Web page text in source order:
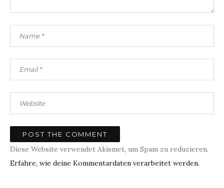
Diese Website verwendet Akismet, um Spam zu reduzieren.
Erfahre, wie deine Kommentardaten verarbeitet werden.